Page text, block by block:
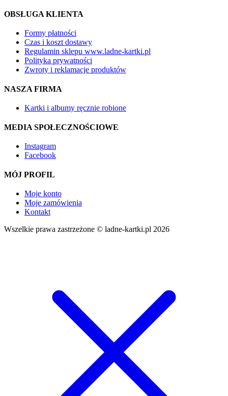
OBSŁUGA KLIENTA
Formy płatności
Czas i koszt dostawy
Regulamin sklepu www.ladne-kartki.pl
Polityka prywatności
Zwroty i reklamacje produktów
NASZA FIRMA
Kartki i albumy ręcznie robione
MEDIA SPOŁECZNOŚCIOWE
Instagram
Facebook
MÓJ PROFIL
Moje konto
Moje zamówienia
Kontakt
Wszelkie prawa zastrzeżone © ladne-kartki.pl 2026